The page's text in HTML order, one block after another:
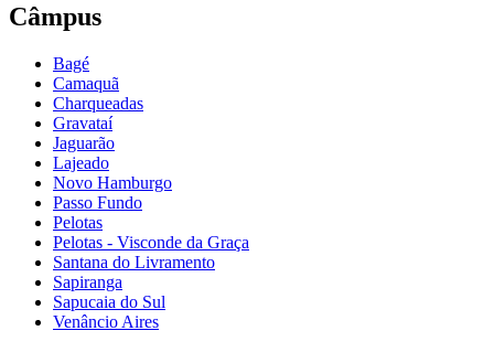
Câmpus
Bagé
Camaquã
Charqueadas
Gravataí
Jaguarão
Lajeado
Novo Hamburgo
Passo Fundo
Pelotas
Pelotas - Visconde da Graça
Santana do Livramento
Sapiranga
Sapucaia do Sul
Venâncio Aires